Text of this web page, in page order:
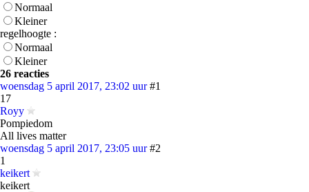
Normaal
Kleiner
regelhoogte :
Normaal
Kleiner
26 reacties
woensdag 5 april 2017, 23:02 uur #1
17
Royy
Pompiedom
All lives matter
woensdag 5 april 2017, 23:05 uur #2
1
keikert
keikert